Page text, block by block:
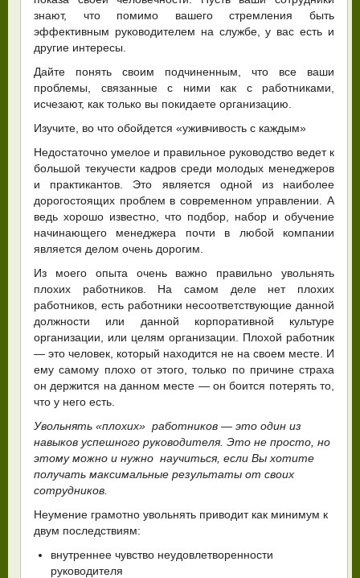
знают, что помимо вашего стремления быть
эффективным руководителем на службе, у вас есть и
другие интересы.
Дайте понять своим подчиненным, что все ваши
проблемы, связанные с ними как с работниками,
исчезают, как только вы покидаете организацию.
Изучите, во что обойдется «уживчивость с каждым»
Недостаточно умелое и правильное руководство ведет к
большой текучести кадров среди молодых менеджеров
и практикантов. Это является одной из наиболее
дорогостоящих проблем в современном управлении. А
ведь хорошо известно, что подбор, набор и обучение
начинающего менеджера почти в любой компании
является делом очень дорогим.
Из моего опыта очень важно правильно увольнять
плохих работников. На самом деле нет плохих
работников, есть работники несоответствующие данной
должности или данной корпоративной культуре
организации, или целям организации. Плохой работник
— это человек, который находится не на своем месте. И
ему самому плохо от этого, только по причине страха
он держится на данном месте — он боится потерять то,
что у него есть.
Увольнять «плохих» работников — это один из
навыков успешного руководителя. Это не просто, но
этому можно и нужно научиться, если Вы хотите
получать максимальные результаты от своих
сотрудников.
Неумение грамотно увольнять приводит как минимум к
двум последствиям:
внутреннее чувство неудовлетворенности
руководителя